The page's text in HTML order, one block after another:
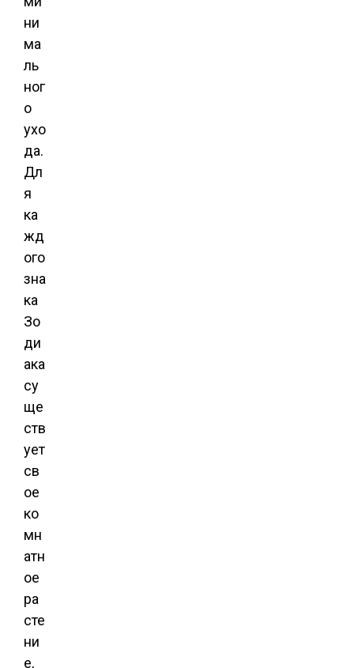
ни
ма
ль
ног
о
ухо
да.
Дл
я
ка
жд
ого
зна
ка
Зо
ди
ака
су
ще
ств
ует
св
ое
ко
мн
атн
ое
ра
сте
ни
е,